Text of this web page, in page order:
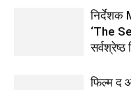
निर्देशक
‘The
फिल्‍म द